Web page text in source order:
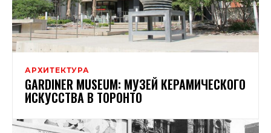
АРХИТЕКТУРА
GARDINER MUSEUM: МУЗЕЙ КЕРАМИЧЕСКОГО
ИСКУССТВА В ТОРОНТО